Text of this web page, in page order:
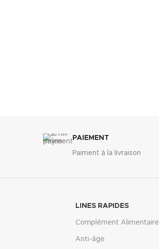
PAIEMENT
Paiment à la livraison
LINES RAPIDES
Complément Alimentaire
Anti-âge